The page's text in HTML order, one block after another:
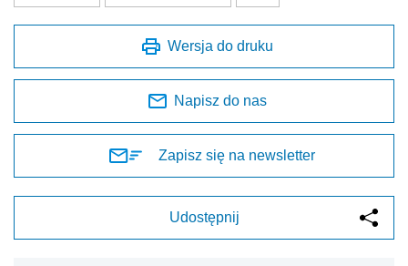
Wersja do druku
Napisz do nas
Zapisz się na newsletter
Udostępnij